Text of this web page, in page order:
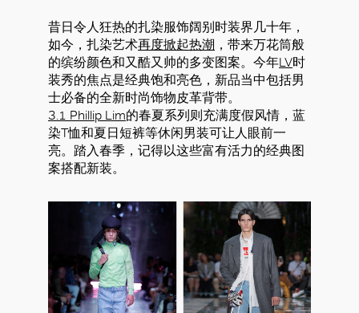
昔日令人狂热的扎染服饰阔别时装界几十年，
如今，扎染艺术再度掀起热潮 ，带来万花筒般
的缤纷颜色和又酷又帅的多变图案。今年LV时
装秀的焦点是经典饱和亮色，新品当中包括男
士必备的全新时尚饰物皮革背带。
3.1 Phillip Lim的春夏系列则充满度假风情，蓝
染T恤和夏日短裤等休闲男装可让人眼前一
亮。踏入春季，记得以这些富有活力的经典图
案搭配新装。